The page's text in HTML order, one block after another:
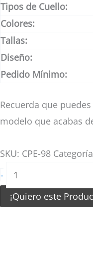
Tipos de Cuello:
Colores:
Tallas:
Diseño:
Pedido Mínimo:
Recuerda que
modelo que acabas
SKU: CPE-98
-
Camiseta
de
Pesca
¡Quiero este